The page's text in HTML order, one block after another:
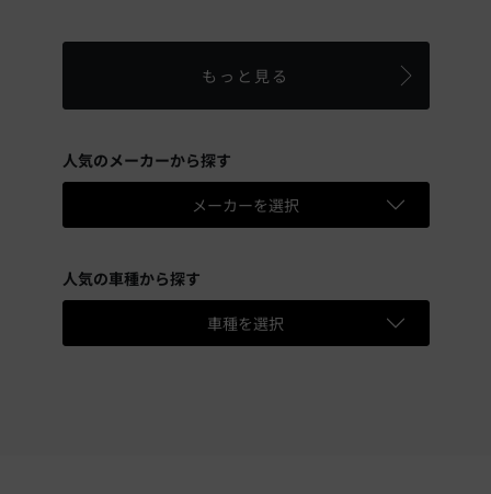
もっと見る
人気のメーカーから探す
メーカーを選択
人気の車種から探す
車種を選択